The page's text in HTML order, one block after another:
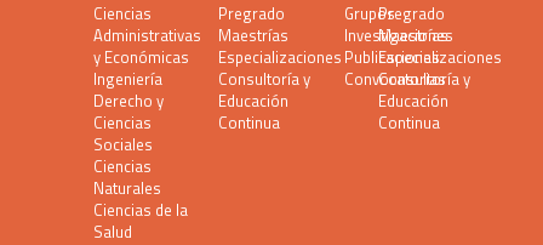
Ciencias
Administrativas
y Económicas
Ingeniería
Derecho y
Ciencias
Sociales
Ciencias
Naturales
Ciencias de la
Salud
Pregrado
Maestrías
Especializaciones
Consultoría y
Educación
Continua
Grupos
Investigaciones
Publicaciones
Convocatorias
Pregrado
Maestrías
Especializaciones
Consultoría y
Educación
Continua